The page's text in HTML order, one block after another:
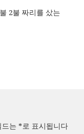
2불 짜리를 샀는
드는 *로 표시됩니다